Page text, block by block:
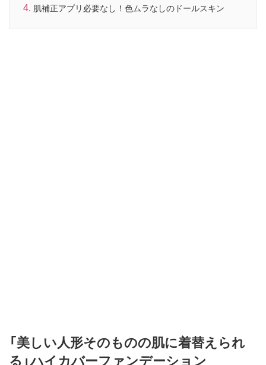
肌補正アプリ必要なし！色ムラなしのドールスキン
「美しい人形そのものの肌に着替えられ
る」ハイカバーファンデーション